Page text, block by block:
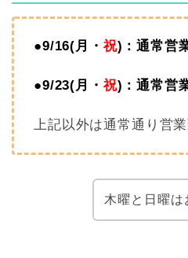
●9/16(月 ・祝)：通常営
●9/23(月 ・祝)：通常営
上記以外は通常通り営業
木曜と日曜は